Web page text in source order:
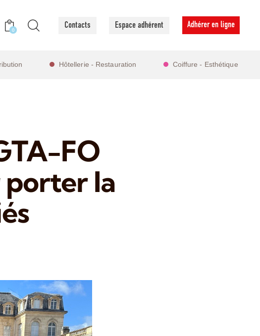
0 Contacts Espace adhérent Adhérer en ligne
Hôtellerie - Restauration Coiffure - Esthétique
FO
porter la